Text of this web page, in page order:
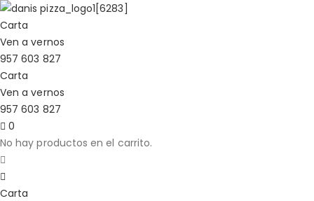
Carta
Ven a vernos
957 603 827
Carta
Ven a vernos
957 603 827
0
No hay productos en el carrito.
Carta